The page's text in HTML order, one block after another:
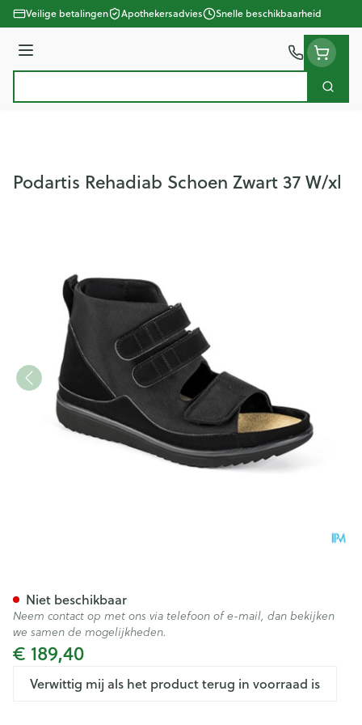
Ga naar de inhoud
Veilige betalingen Apothekersadvies Snelle beschikbaarheid
Menu
Zoek
Podartis Rehadiab Schoen Zwart 37 W/xl
€ 189,40
Verwittig mij als het product terug in voorraad is
Niet beschikbaar
Neem contact op met ons via telefoon of e-mail, dan bekijken
we samen de mogelijkheden.